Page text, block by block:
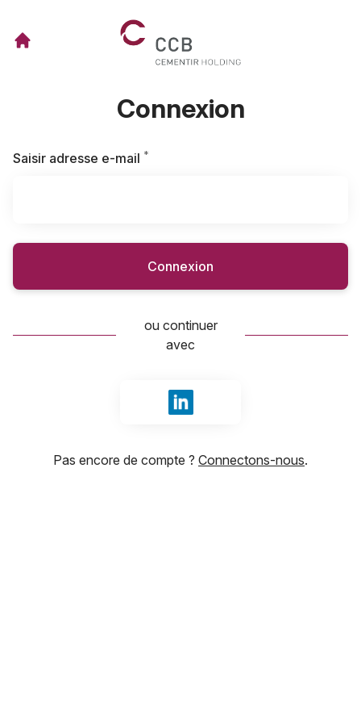
Connexion
Saisir adresse e-mail *
Connexion
ou continuer
avec
Se connecter avec LinkedIn
Pas encore de compte ? Connectons-nous.